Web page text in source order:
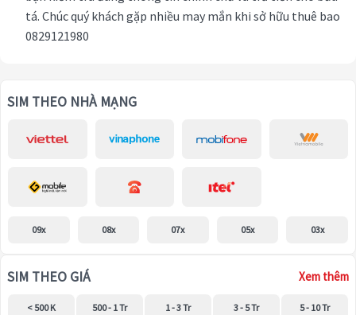
tá. Chúc quý khách gặp nhiều may mắn khi sở hữu thuê bao
0829121980
SIM THEO NHÀ MẠNG
09x 08x 07x 05x 03x
SIM THEO GIÁ Xem thêm
< 500 K 500 - 1 Tr 1 - 3 Tr 3 - 5 Tr 5 - 10 Tr